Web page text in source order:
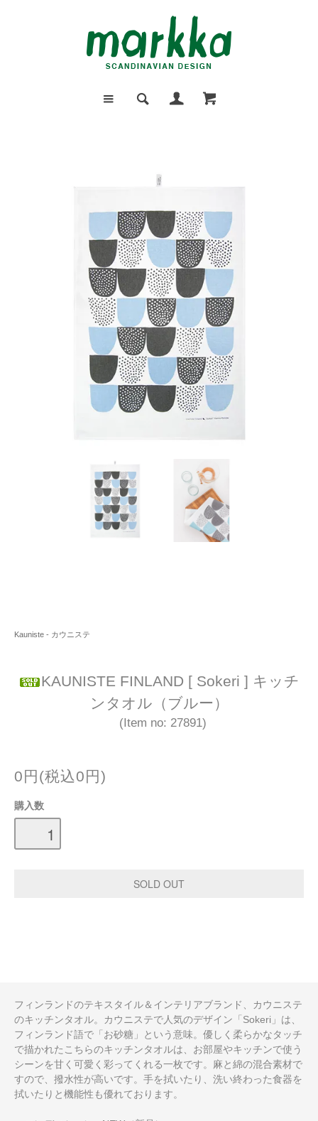
Kauniste - カウニステ
KAUNISTE FINLAND [ Sokeri ] キッチ
ンタオル（ブルー）
(Item no: 27891)
0円(税込0円)
購入数
フィンランドのテキスタイル＆インテリアブランド、カウニステ
のキッチンタオル。カウニステで人気のデザイン「Sokeri」は、
フィンランド語で「お砂糖」という意味。優しく柔らかなタッチ
で描かれたこちらのキッチンタオルは、お部屋やキッチンで使う
シーンを甘く可愛く彩ってくれる一枚です。麻と綿の混合素材で
すので、撥水性が高いです。手を拭いたり、洗い終わった食器を
拭いたりと機能性も優れております。